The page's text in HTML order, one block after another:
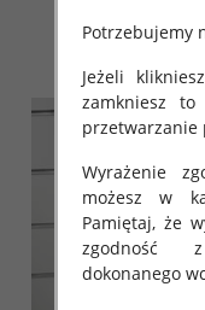
szczegóły
Potrzebujemy
Jeżeli
zamkniesz
przetwarzanie
Wyrażenie
możesz w
Pamiętaj, że
zgodność
dokonanego